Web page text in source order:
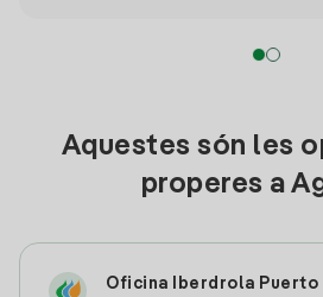
Aquestes són les
properes a
Oficina Iberdrola Puerto